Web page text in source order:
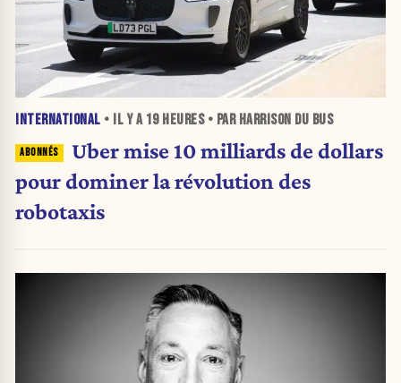
INTERNATIONAL • IL Y A 19 HEURES• PAR HARRISON DU BUS
Uber mise 10 milliards de dollars
pour dominer la révolution des
robotaxis